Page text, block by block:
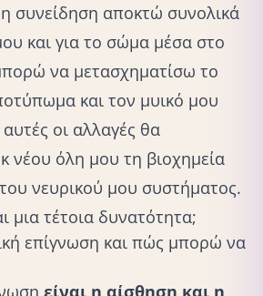
συνείδηση αποκτώ συνολικά
και για το σώμα μέσα στο
να μετασχηματίσω το
και τον μυικό μου
οι αλλαγές θα
νέου όλη μου τη βιοχημεία
νευρικού μου συστήματος.
μια τέτοια δυνατότητα;
επίγνωση και πώς μπορώ να
είναι η αίσθηση και η